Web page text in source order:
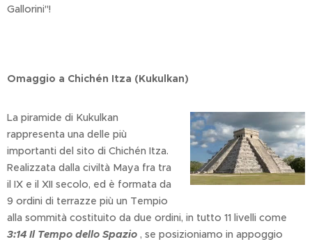
Gallorini"!
Omaggio a Chichén Itza (Kukulkan)
La piramide di Kukulkan
rappresenta una delle più
importanti del sito di Chichén Itza.
Realizzata dalla civiltà Maya fra tra
il IX e il XII secolo, ed è formata da
9 ordini di terrazze più un Tempio
alla sommità costituito da due ordini, in tutto 11 livelli come
3:14 Il Tempo dello Spazio , se posizioniamo in appoggio